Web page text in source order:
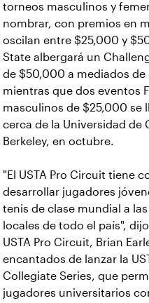
torneos masculinos y
nombrar, con premios en
oscilan entre $25,000 y
State albergará un
de $50,000 a mediados de
mientras que dos eventos
masculinos de $25,000 se
cerca de la Universidad de
Berkeley, en octubre.
"El USTA Pro Circuit tiene
desarrollar jugadores
tenis de clase mundial a
locales de todo el país",
USTA Pro Circuit, Brian
encantados de lanzar la
Collegiate Series, que
jugadores universitarios